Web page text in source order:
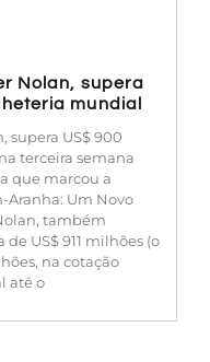
Nolan, supera
mundial
supera US$ 900
terceira semana
que marcou a
Aranha: Um Novo
também
US$ 911 milhões (o
na cotação
até o